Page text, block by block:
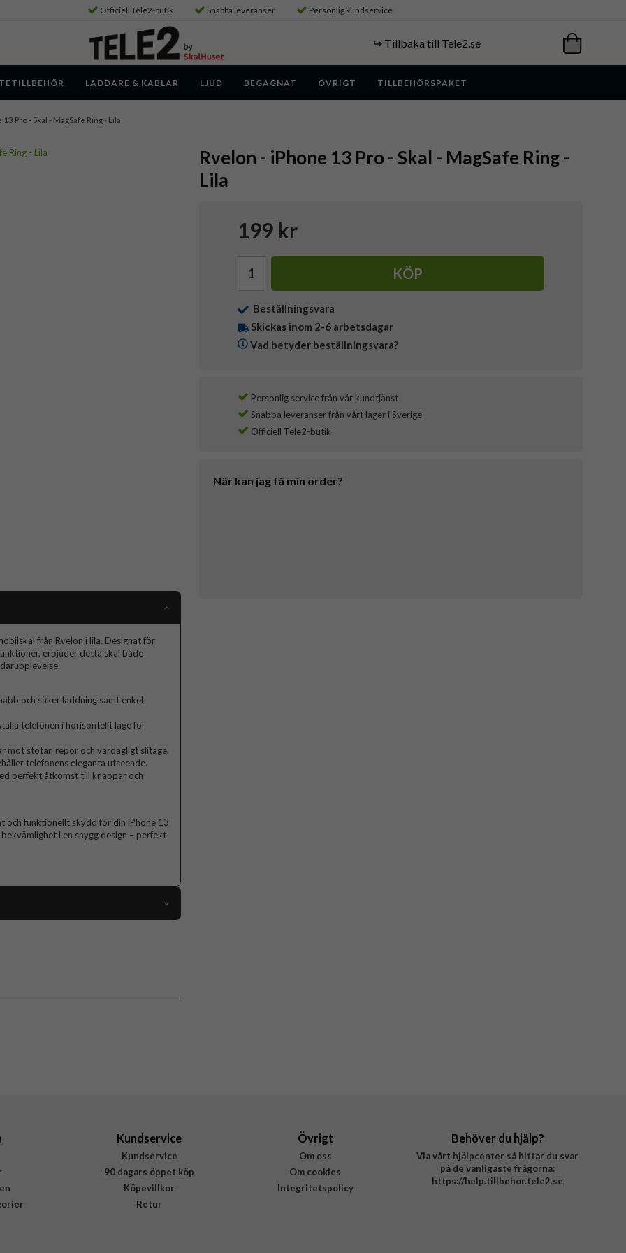
Officiell Tele2-butik Snabba leveranser Personlig kundservice
↪️ Tillbaka till Tele2.se
LADDARE & KABLAR LJUD BEGAGNAT ÖVRIGT TILLBEHÖRSPAKET
13 Pro - Skal - MagSafe Ring - Lila
Rvelon - iPhone 13 Pro - Skal - MagSafe Ring -
Lila
199 kr
KÖP
Beställningsvara
Skickas inom 2-6 arbetsdagar
Vad betyder beställningsvara?
Personlig service från vår kundtjänst
Snabba leveranser från vårt lager i Sverige
Officiell Tele2-butik
När kan jag få min order?
från Rvelon i lila. Designat för
erbjuder detta skal både
och säker laddning samt enkel
telefonen i horisontellt läge för
mot stötar, repor och vardagligt slitage.
telefonens eleganta utseende.
perfekt åtkomst till knappar och
och funktionellt skydd för din iPhone 13
i en snygg design – perfekt
MagSafe-kompatibel, Stöttålig
Kundservice
Kundservice
90 dagars öppet köp
Köpevillkor
Retur
Övrigt
Om oss
Om cookies
Integritetspolicy
Behöver du hjälp?
Via vårt hjälpcenter så hittar du svar
på de vanligaste frågorna:
https://help.tillbehor.tele2.se